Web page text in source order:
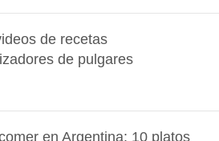
de recetas
de pulgares
en Argentina: 10 platos